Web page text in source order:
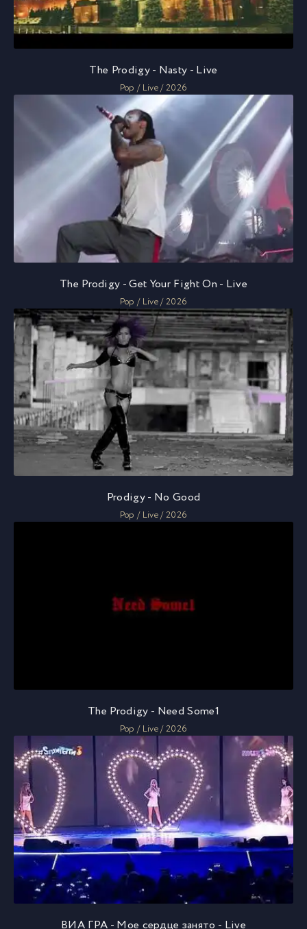
The Prodigy - Nasty - Live
Pop / Live / 2026
The Prodigy - Get Your Fight On - Live
Pop / Live / 2026
Prodigy - No Good
Pop / Live / 2026
The Prodigy - Need Some1
Pop / Live / 2026
ВИА ГРА - Мое сердце занято - Live